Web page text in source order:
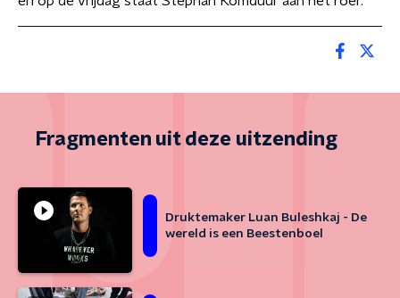
Fragmenten uit deze uitzending
Druktemaker Luan Buleshkaj - De
wereld is een Beestenboel